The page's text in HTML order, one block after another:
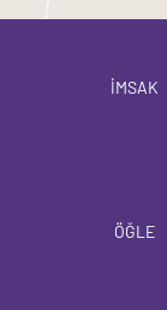
İMSAK
ÖĞLE